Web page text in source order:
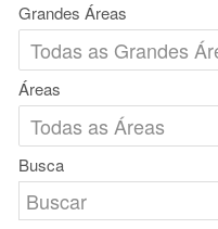
Grandes Áreas
Áreas
Busca